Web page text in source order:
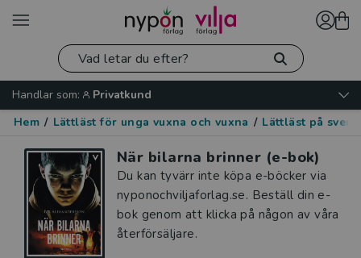
Handlar som:
Privatkund
Hem / Lättläst för unga vuxna och vuxna / Lättläst på
När bilarna brinner (e-bok)
Du kan tyvärr inte köpa e-böcker via
nyponochviljaforlag.se. Beställ din e-
bok genom att klicka på någon av våra
återförsäljare.